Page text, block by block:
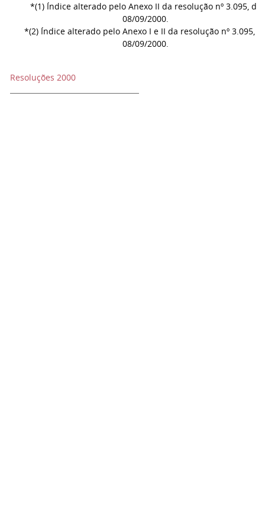
*(1) Índice alterado pelo Anexo II da resolução nº 3.095, de
08/09/2000.
*(2) Índice alterado pelo Anexo I e II da resolução nº 3.095,
08/09/2000.
Resoluções 2000